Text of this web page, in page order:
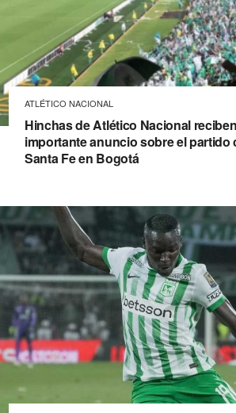
ATLÉTICO NACIONAL
Hinchas de Atlético Nacional reciben
importante anuncio sobre el partido
Santa Fe en Bogotá